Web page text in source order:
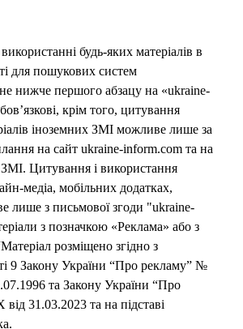
будь-яких матеріалів в
для пошукових систем
нижче першого абзацу на «ukraine-
крім того, цитування
іноземних ЗМІ можливе лише за
на сайт ukraine-inform.com та на
ЗМІ. Цитування і використання
медіа, мобільних додатках,
лише з письмової згоди "ukraine-
з позначкою «Реклама» або з
розміщено згідно з
9 Закону України “Про рекламу” №
та Закону України “Про
31.03.2023 та на підставі